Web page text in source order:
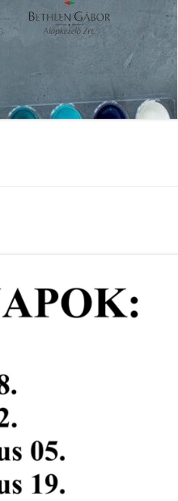
KÖZZÉTÉTEL
PEDAGÓGIAI PROGRAM